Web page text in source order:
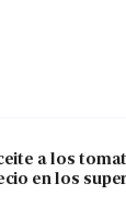
a los
en los